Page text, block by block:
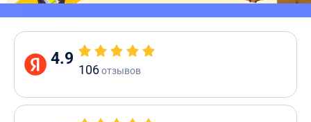
4.9
106отзывов